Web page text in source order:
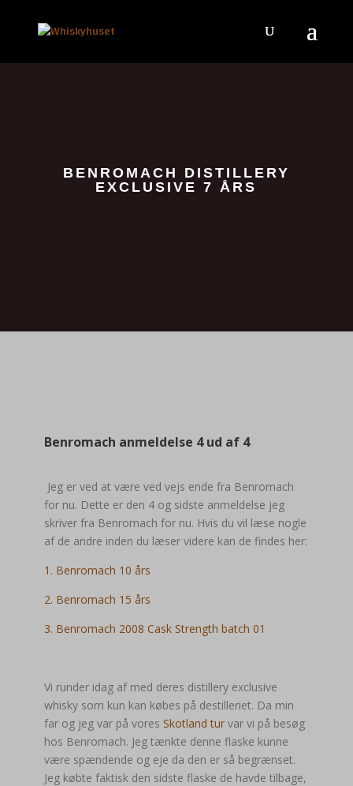
BENROMACH DISTILLERY
EXCLUSIVE 7 ÅRS
Benromach anmeldelse 4 ud af 4
Jeg er ved at være ved vejs ende fra Benromach
for nu. Dette er den 4 og sidste anmeldelse jeg
skriver fra Benromach for nu. Hvis du vil læse nogle
af de andre inden du læser videre kan de findes her:
1. Benromach 10 års
2. Benromach 15 års
3. Benromach 2008 Cask Strength batch 01
Vi runder idag af med deres distillery exclusive
whisky som kun kan købes på destilleriet. Da min
far og jeg var på vores Skotland tur var vi på besøg
hos Benromach. Jeg tænkte denne flaske kunne
være spændende og eje da den er så begrænset.
Jeg købte faktisk den sidste flaske de havde tilbage,